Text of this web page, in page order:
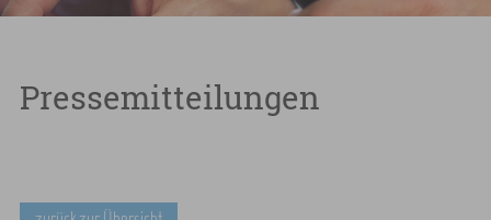
Pressemitteilungen